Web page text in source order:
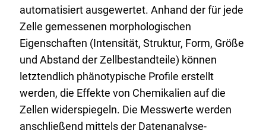
e
n
o
t
y
p
i
automatisiert ausgewertet. Anhand der für jede
Zelle gemessenen morphologischen
Eigenschaften (Intensität, Struktur, Form, Größe
und Abstand der Zellbestandteile) können
letztendlich phänotypische Profile erstellt
werden, die Effekte von Chemikalien auf die
Zellen widerspiegeln. Die Messwerte werden
anschließend mittels der Datenanalyse-